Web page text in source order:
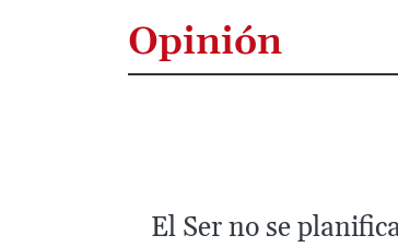
Opinión
El Ser no se